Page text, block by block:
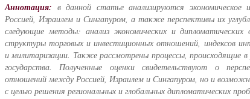
Аннотация: в данной статье анализируются экономическое
Россией, Израилем и Сингапуром, а также перспективы их
следующие методы: анализ экономических и
структуры торговых и инвестиционных отношений, индексов
и милитаризации. Также рассмотрены процессы, происходящие
государства. Полученные оценки свидетельствуют о
отношений между Россией, Израилем и Сингапуром, но и
с целью решения региональных и глобальных дипломатических